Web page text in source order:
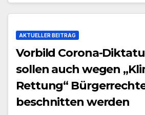
AKTUELLER BEITRAG
Vorbild Corona-
sollen auch wegen
Rettung“
beschnitten werden